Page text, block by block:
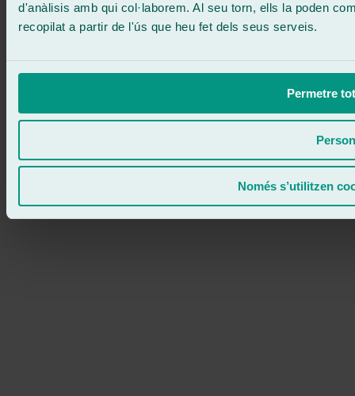
d'anàlisis amb qui col·laborem. Al seu torn, ells la poden
recopilat a partir de l'ús que heu fet dels seus serveis.
Permetre
Només s’utilitzen